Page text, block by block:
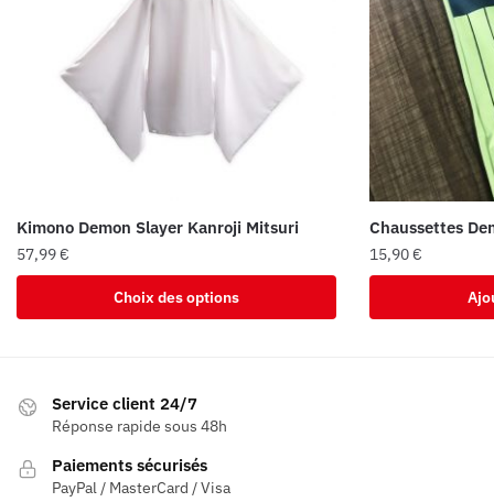
Kimono Demon Slayer Kanroji Mitsuri
57,99€
Choix des options
produit
variations.
Les
peuvent
Chaussettes
15,90€
Service client 24/7
Réponse rapide sous 48h
Paiements sécurisés
PayPal / MasterCard / Visa